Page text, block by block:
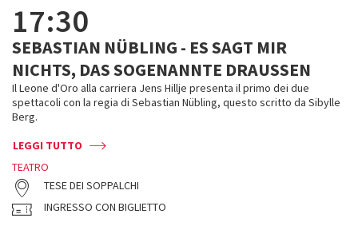
17:30
SEBASTIAN NÜBLING - ES SAGT MIR
NICHTS, DAS SOGENANNTE DRAUSSEN
Il Leone d'Oro alla carriera Jens Hillje presenta il primo dei due
spettacoli con la regia di Sebastian Nübling, questo scritto da Sibylle
Berg.
LEGGI TUTTO
TEATRO
TESE DEI SOPPALCHI
INGRESSO CON BIGLIETTO